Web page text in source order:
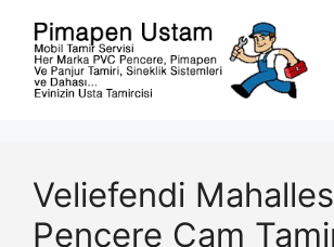
Veliefendi
Pencere Cam